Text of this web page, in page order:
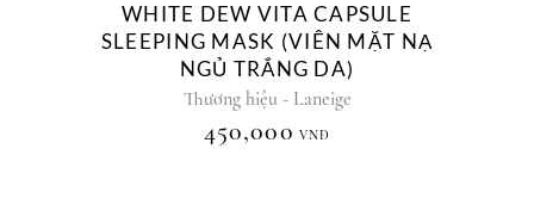
WHITE DEW VITA CAPSULE
SLEEPING MASK (VIÊN MẶT NẠ
NGỦ TRẮNG DA)
Thương hiệu - Laneige
450,000 VNĐ